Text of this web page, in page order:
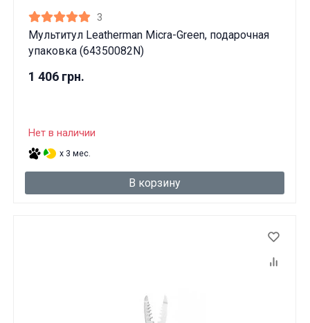
3
Мультитул Leatherman Micra-Green, подарочная
упаковка (64350082N)
1 406 грн.
Нет в наличии
x 3 мес.
В корзину